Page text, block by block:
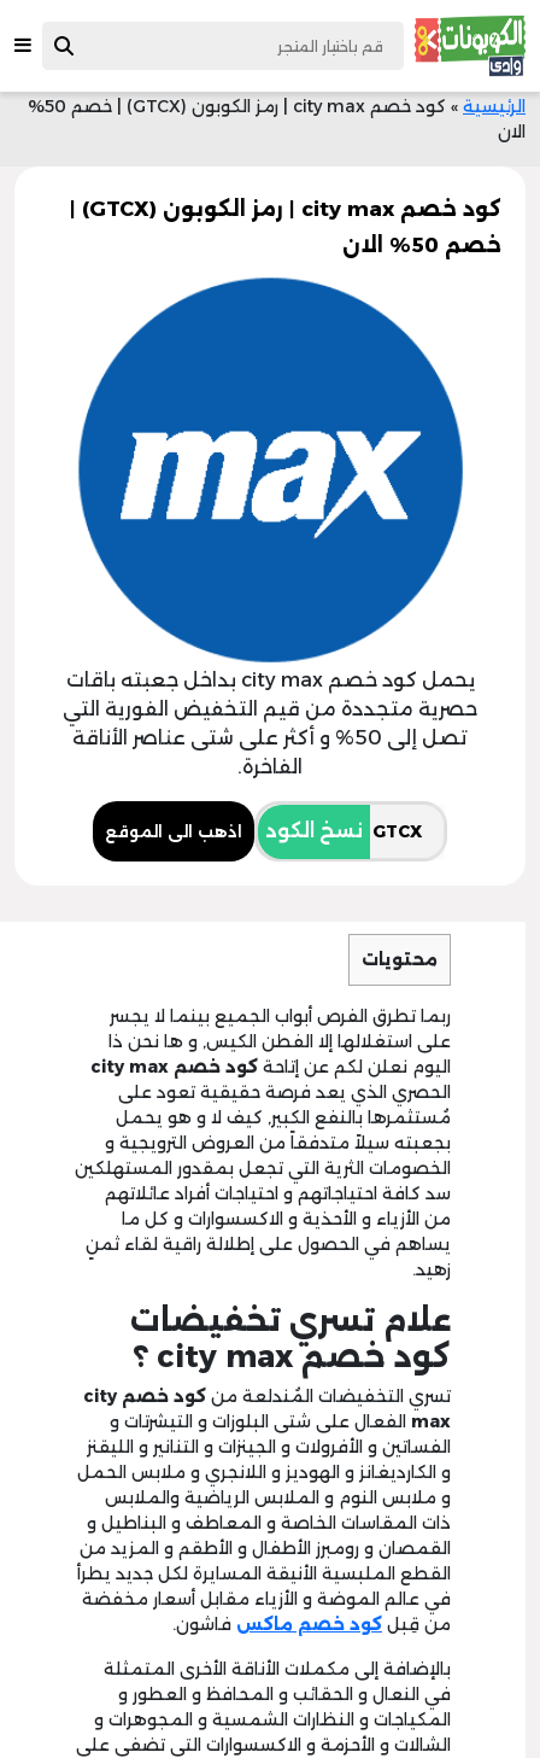
الرئيسية »
كود خصم city max | رمز الكوبون (GTCX) | خصم 50%
الان
كود خصم city max | رمز الكوبون (GTCX) |
خصم 50% الان
يحمل كود خصم city max بداخل جعبته باقات
حصرية متجددة من قيم التخفيض الفورية التي
تصل إلى 50% و أكثر على شتى عناصر الأناقة
الفاخرة.
نسخ الكود اذهب الى الموقع
محتويات
ربما تطرق الفرص أبواب الجميع بينما لا يجسر
على استغلالها إلا الفطن الكيس, و ها نحن ذا
اليوم نعلن لكم عن إتاحة كود خصم city max
الحصري الذي يعد فرصة حقيقية تعود على
مُستثمرها بالنفع الكبير, كيف لا و هو يحمل
بجعبته سيلاً متدفقاً من العروض الترويجية و
الخصومات الثرية التي تجعل بمقدور المستهلكين
سد كافة احتياجاتهم و احتياجات أفراد عائلاتهم
من الأزياء و الأحذية و الاكسسوارات و كل ما
يساهم في الحصول على إطلالة راقية لقاء ثمنٍ
زهيد.
علام تسري تخفيضات
كود خصم city max ؟
تسري التخفيضات المُندلعة من كود خصمcity
max الفعال على شتى البلوزات و التيشرتات و
الفساتين و الأفرولات و الجينزات و التنانير و الليقنز
و الكارديغانز و الهوديز و اللانجري و ملابس الحمل
و ملابس النوم و الملابس الرياضية والملابس
ذات المقاسات الخاصة و المعاطف و البناطيل و
القمصان و رومبرز الأطفال و الأطقم و المزيد من
القطع الملبسية الأنيقة المسايرة لكل جديد يطرأ
في عالم الموضة و الأزياء مقابل أسعار مخفضة
من قِبل كود خصم ماكس فاشون.
بالإضافة إلى مكملات الأناقة الأخرى المتمثلة
في النعال و الحقائب و المحافظ و العطور و
المكياجات و النظارات الشمسية و المجوهرات و
الشالات و الأحزمة و الاكسسوارات التي تضفي على